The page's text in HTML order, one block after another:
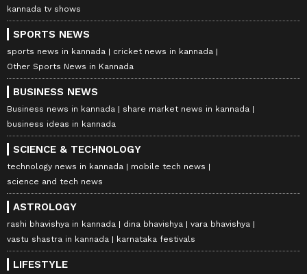
kannada tv shows
SPORTS NEWS
sports news in kannada
cricket news in kannada
Other Sports News in Kannada
BUSINESS NEWS
Business news in kannada
share market news in kannada
business ideas in kannada
SCIENCE & TECHNOLOGY
technology news in kannada
mobile tech news
science and tech news
ASTROLOGY
rashi bhavishya in kannada dina bhavishya
vara bhavishya
vastu shastra in kannada
karnataka festivals
LIFESTYLE